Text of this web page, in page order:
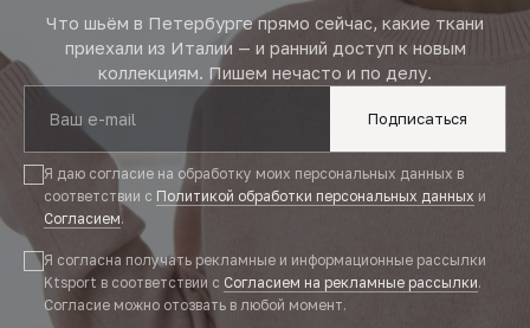
Что шьём в Петербурге прямо сейчас, какие ткани
приехали из Италии — и ранний доступ к новым
коллекциям. Пишем нечасто и по делу.
Подписаться
Я даю согласие на обработку моих персональных данных в
соответствии с Политикой обработки персональных данных и
Согласием.
Я согласна получать рекламные и информационные рассылки
Ktsport в соответствии с Согласием на рекламные рассылки.
Согласие можно отозвать в любой момент.